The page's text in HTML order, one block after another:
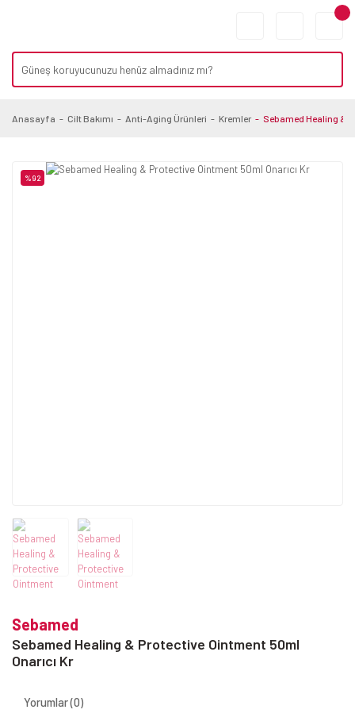
Anasayfa Cilt Bakımı Anti-Aging Ürünleri Kremler Sebamed Healing &
%92
Sebamed
Sebamed Healing & Protective Ointment 50ml
Onarıcı Kr
Yorumlar (0)